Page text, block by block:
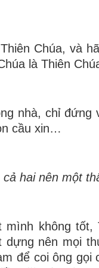
Chúa, và
là Thiên
nhà, chỉ
cầu xin…
hai nên một
mình không
dựng nên mọi
để coi ông gọi